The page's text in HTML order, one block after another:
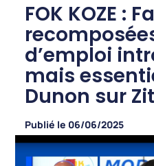
FOK KOZE :
d’emploi
mais
Dunon sur
Publié le 06/06/2025